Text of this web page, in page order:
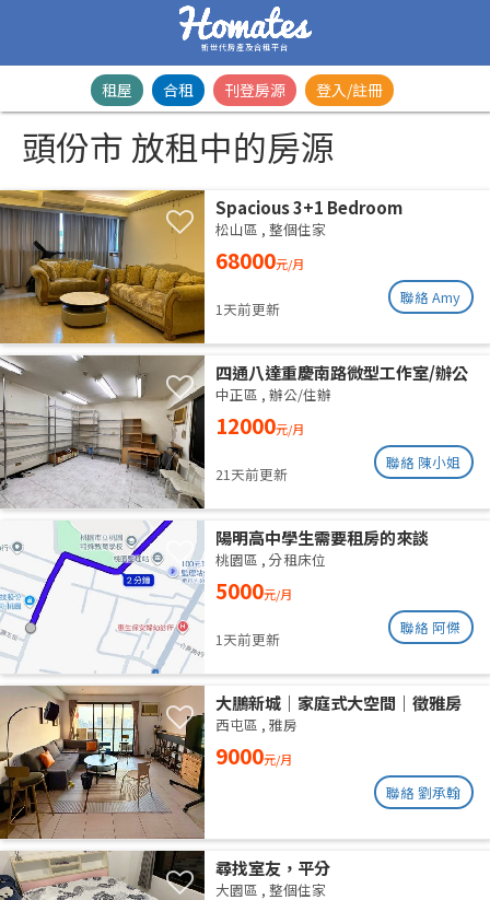
新世代房產及合租平台
租屋 合租 刊登房源 登入/註冊
頭份市 放租中的房源
Spacious 3+1 Bedroom
Residence | Songshan District |
Taipei Arena MRTSpacious 42-
Ping Designer Apartment | Near
松山區 , 整個住家
68000元/月
1天前更新
聯絡 Amy
四通八達重慶南路微型工作室/辦公
室出租
中正區 , 辦公/住辦
12000元/月
21天前更新
聯絡 陳小姐
陽明高中學生需要租房的來談
桃園區 , 分租床位
5000元/月
1天前更新
聯絡 阿傑
大鵬新城｜家庭式大空間｜徵雅房
室友 1 人
西屯區 , 雅房
9000元/月
聯絡 劉承翰
尋找室友，平分
大園區 , 整個住家